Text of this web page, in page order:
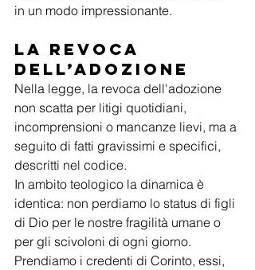
in un modo impressionante.
La revoca
dell’adozione
Nella legge, la revoca dell'adozione
non scatta per litigi quotidiani,
incomprensioni o mancanze lievi, ma a
seguito di fatti gravissimi e specifici,
descritti nel codice.
In ambito teologico la dinamica è
identica: non perdiamo lo status di figli
di Dio per le nostre fragilità umane o
per gli scivoloni di ogni giorno.
Prendiamo i credenti di Corinto, essi,